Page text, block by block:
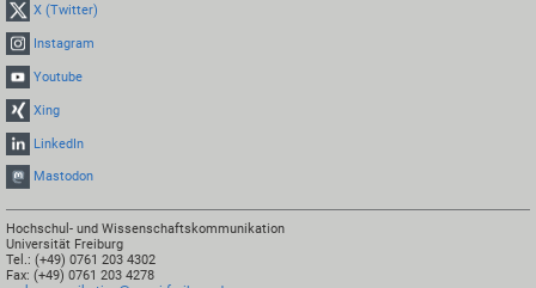
X (Twitter)
Instagram
Youtube
Xing
LinkedIn
Mastodon
Hochschul- und Wissenschaftskommunikation
Universität Freiburg
Tel.: (+49) 0761 203 4302
Fax: (+49) 0761 203 4278